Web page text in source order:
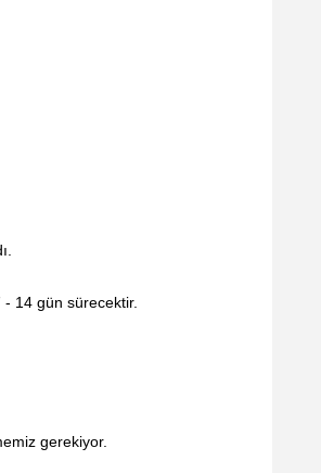
- 14 gün sürecektir.
gerekiyor.